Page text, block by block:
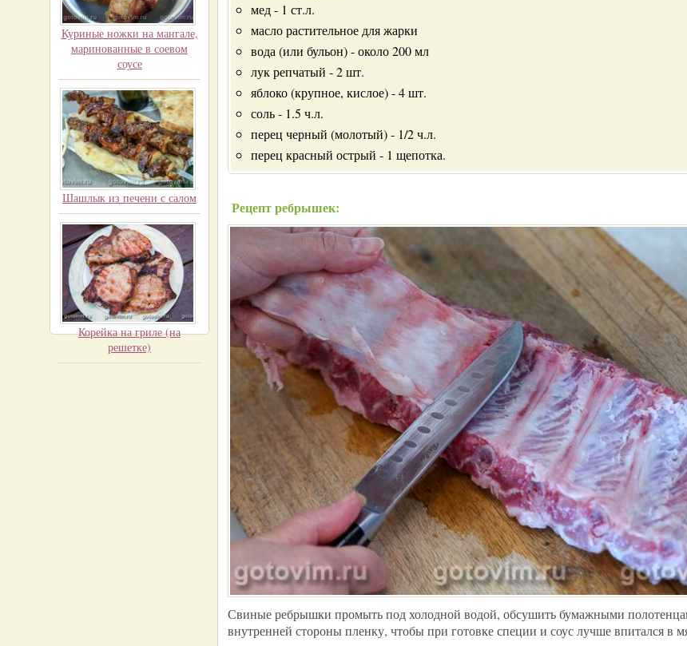
Куриные ножки на мангале,
маринованные в соевом
соусе
Шашлык из печени с салом
Корейка на гриле (на
решетке)
мед - 1 ст.л.
масло растительное для жарки
вода (или бульон) - около 200 мл
лук репчатый - 2 шт.
яблоко (крупное, кислое) - 4 шт.
соль - 1.5 ч.л.
перец черный (молотый) - 1/2 ч.л.
перец красный острый - 1 щепотка.
Рецепт ребрышек:
Свиные ребрышки промыть под холодной водой, обсушить бумажными
внутренней стороны пленку, чтобы при готовке специи и соус лучше впитался в